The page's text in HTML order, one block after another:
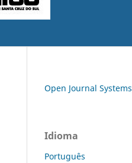
Open Journal Systems
Idioma
Português